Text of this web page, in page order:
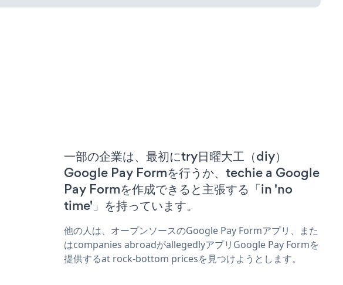
一部の企業は、最初にtry日曜大工（diy）
Google Pay Formを行うか、techie a Google
Pay Formを作成できると主張する「in 'no
time'」を持っています。
他の人は、オープンソースのGoogle Pay Formアプリ、また
はcompanies abroadがallegedlyアプリGoogle Pay Formを
提供するat rock-bottom pricesを見つけようとします。